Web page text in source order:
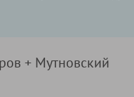
+ Мутновский